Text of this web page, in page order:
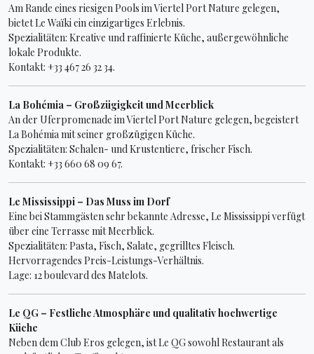
Am Rande eines riesigen Pools im Viertel Port Nature gelegen,
bietet Le Waïki ein einzigartiges Erlebnis.
Spezialitäten: Kreative und raffinierte Küche, außergewöhnliche
lokale Produkte.
Kontakt: +33 467 26 32 34.
La Bohémia – Großzügigkeit und Meerblick
An der Uferpromenade im Viertel Port Nature gelegen, begeistert
La Bohémia mit seiner großzügigen Küche.
Spezialitäten: Schalen- und Krustentiere, frischer Fisch.
Kontakt: +33 660 68 09 67.
Le Mississippi – Das Muss im Dorf
Eine bei Stammgästen sehr bekannte Adresse, Le Mississippi verfügt
über eine Terrasse mit Meerblick.
Spezialitäten: Pasta, Fisch, Salate, gegrilltes Fleisch.
Hervorragendes Preis-Leistungs-Verhältnis.
Lage: 12 boulevard des Matelots.
Le QG – Festliche Atmosphäre und qualitativ hochwertige
Küche
Neben dem Club Eros gelegen, ist Le QG sowohl Restaurant als